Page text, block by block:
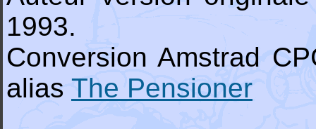
1993.
Conversion Amstrad
alias The Pensioner